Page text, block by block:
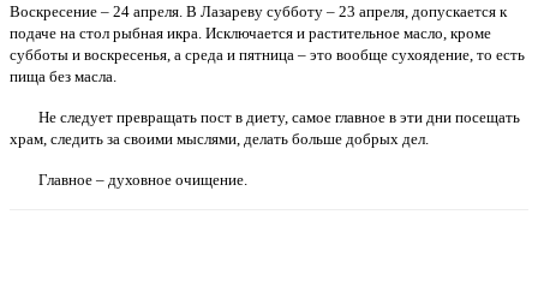
Воскресение – 24 апреля. В Лазареву субботу – 23 апреля, допускается к
подаче на стол рыбная икра. Исключается и растительное масло, кроме
субботы и воскресенья, а среда и пятница – это вообще сухоядение, то есть
пища без масла.
Не следует превращать пост в диету, самое главное в эти дни посещать
храм, следить за своими мыслями, делать больше добрых дел.
Главное – духовное очищение.